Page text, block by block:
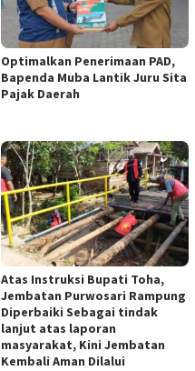
Optimalkan Penerimaan PAD,
Bapenda Muba Lantik Juru Sita
Pajak Daerah
Atas Instruksi Bupati Toha,
Jembatan Purwosari Rampung
Diperbaiki Sebagai tindak
lanjut atas laporan
masyarakat, Kini Jembatan
Kembali Aman Dilalui